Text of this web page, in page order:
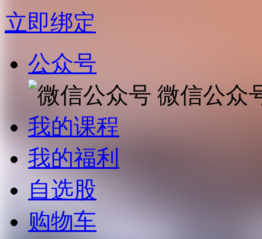
立即绑定
公众号
微信公众
我的课程
我的福利
自选股
购物车